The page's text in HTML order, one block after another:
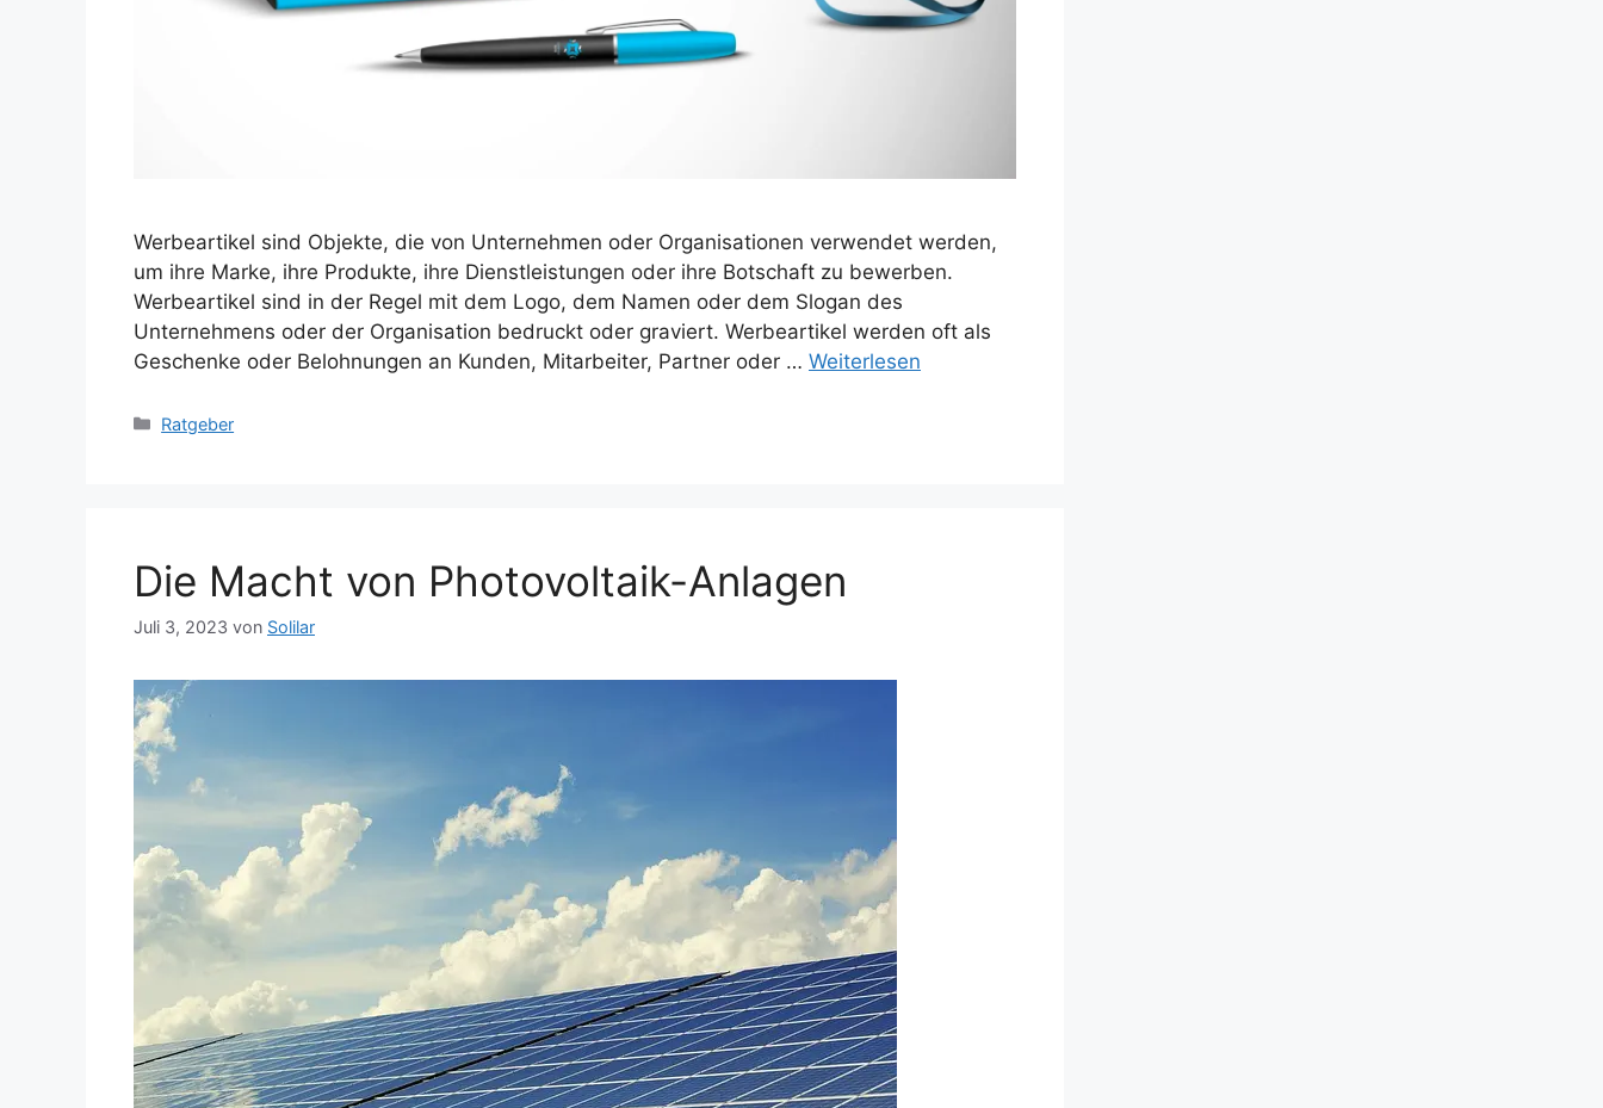
Werbeartikel sind Objekte, die von Unternehmen oder Organisationen verwendet werden,
um ihre Marke, ihre Produkte, ihre Dienstleistungen oder ihre Botschaft zu bewerben.
Werbeartikel sind in der Regel mit dem Logo, dem Namen oder dem Slogan des
Unternehmens oder der Organisation bedruckt oder graviert. Werbeartikel werden oft als
Geschenke oder Belohnungen an Kunden, Mitarbeiter, Partner oder … Weiterlesen
Kategorien
Ratgeber
Die Macht von Photovoltaik-Anlagen
Juli 3, 2023 von Solilar